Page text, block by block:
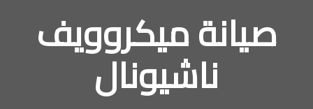
صيانة ميكروويف
ناشيونال